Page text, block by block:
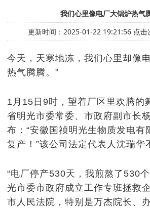
我们心里像电厂大锅炉热气
更新时间：2025-01-22 19:21:56 点击
今天，天寒地冻，我们心里却像
热气腾腾。”
1月15日9时，望着厂区里欢腾的
省明光市委常委、市政府副市长
布：“安徽国祯明光生物质发电有
复产！”该公司法定代表人沈瑞华
“电厂停产530天，我煎熬了530
光市委市政府成立工作专班拯救
市人民法院，特别是万杰院长、